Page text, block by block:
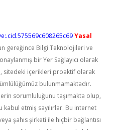
Yasal
gereğince Bilgi Teknolojileri ve
bir Yer Sağlayıcı olarak
sitedeki içerikleri proaktif olarak
bulunmamaktadır.
sorumluluğunu taşımakta olup,
etmiş sayılırlar. Bu internet
şahıs şirketi ile hiçbir bağlantısı